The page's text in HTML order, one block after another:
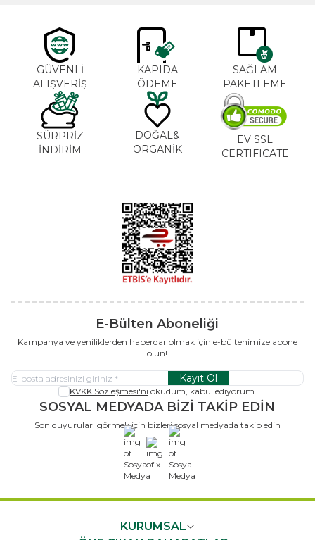
GÜVENLİ
ALIŞVERİŞ
KAPIDA
ÖDEME
SAĞLAM
PAKETLEME
SÜRPRİZ
İNDİRİM
DOĞAL&
ORGANİK
EV SSL
CERTIFICATE
E-Bülten Aboneliği
Kampanya ve yeniliklerden haberdar olmak için e-bültenimize abone
olun!
Kayıt Ol
KVKK Sözleşmesi'ni okudum, kabul ediyorum.
SOSYAL MEDYADA BİZİ TAKİP EDİN
Son duyuruları görmek için bizleri sosyal medyada takip edin
x
KURUMSAL